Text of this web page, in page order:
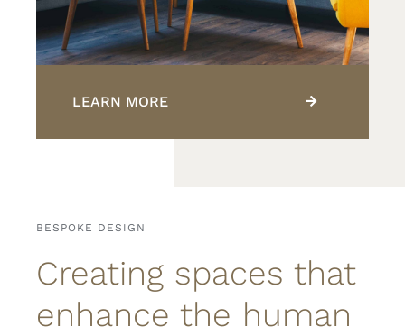
LEARN MORE
BESPOKE DESIGN
Creating spaces that
enhance the human